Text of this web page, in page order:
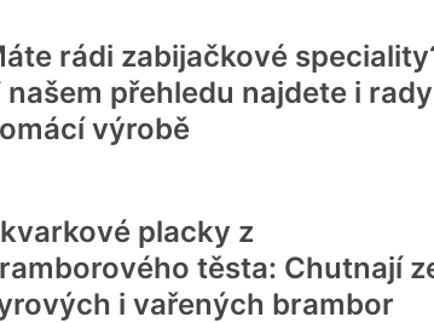
rádi zabijačkové
našem přehledu najdete i
výrobě
placky z
těsta: Chutnají
i vařených brambor